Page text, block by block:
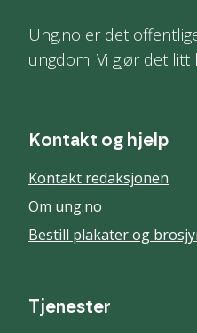
Ung.no er det
ungdom. Vi gjør det
Kontakt og hjelp
Kontakt redaksjonen
Om ung.no
Bestill plakater og
Tjenester